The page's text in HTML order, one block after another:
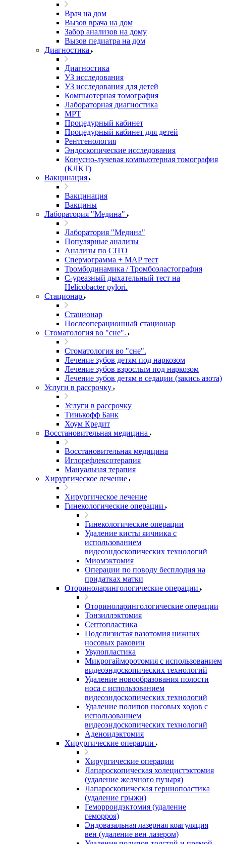
Врач на дом
Вызов врача на дом
Забор анализов на дому
Вызов педиатра на дом
Диагностика
Диагностика
УЗ исследования
УЗ исследования для детей
Компьютерная томография
Лабораторная диагностика
МРТ
Процедурный кабинет
Процедурный кабинет для детей
Рентгенология
Эндоскопические исследования
Конусно-лучевая компьютерная томография
(КЛКТ)
Вакцинация
Вакцинация
Вакцины
Лаборатория "Медина"
Лаборатория "Медина"
Популярные анализы
Анализы по CITO
Спермограмма + МАР тест
Тромбодинамика / Тромбоэластография
С-уреазный дыхательный тест на
Helicobacter pylori.
Стационар
Стационар
Послеоперационный стационар
Стоматология во "сне".
Стоматология во "сне".
Лечение зубов детям под наркозом
Лечение зубов взрослым под наркозом
Лечение зубов детям в седации (закись азота)
Услуги в рассрочку
Услуги в рассрочку
Тинькофф Банк
Хоум Кредит
Восстановительная медицина
Восстановительная медицина
Иглорефлексотерапия
Мануальная терапия
Хирургическое лечение
Хирургическое лечение
Гинекологические операции
Гинекологические операции
Удаление кисты яичника с
использованием
видеоэндоскопических технологий
Миомэктомия
Операции по поводу бесплодия на
придатках матки
Оториноларингологические операции
Оториноларингологические операции
Тонзиллэктомия
Септопластика
Подслизистая вазотомия нижних
носовых раковин
Увулопластика
Микрогайморотомия с использованием
видеоэндоскопических технологий
Удаление новообразования полости
носа с использованием
видеоэндоскопических технологий
Удаление полипов носовых ходов с
использованием
видеоэндоскопических технологий
Аденоидэктомия
Хирургические операции
Хирургические операции
Лапароскопическая холецистэктомия
(удаление желчного пузыря)
Лапароскопическая герниопоастика
(удаление грыжи)
Геморроидэктомия (удаление
геморроя)
Эндовазальная лазерная коагуляция
вен (удаление вен лазером)